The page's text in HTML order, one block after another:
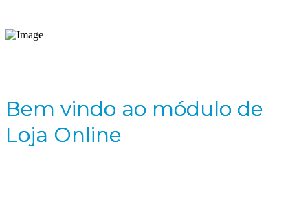
Bem vindo ao módulo de
Loja Online